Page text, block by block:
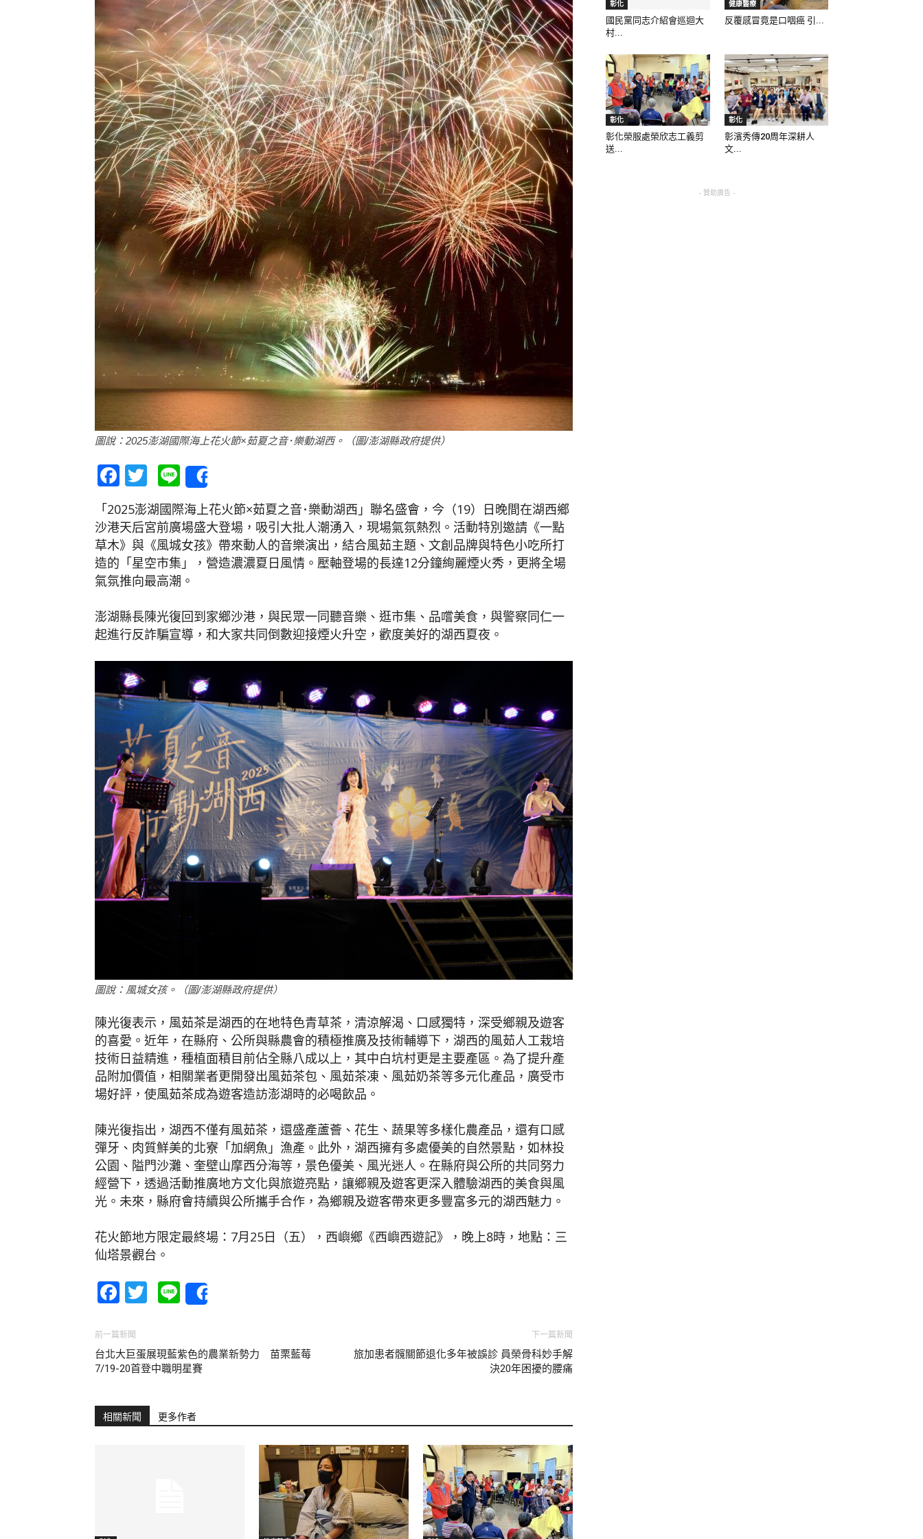
聞
網
圖說：2025澎湖國際海上花火節×茹夏之音･樂動湖西。（圖/澎湖縣政府提供）
Facebook
Twitter
Line
「2025澎湖國際海上花火節×茹夏之音･樂動湖西」聯名盛會，今（19）日晚間在湖西鄉
沙港天后宮前廣場盛大登場，吸引大批人潮湧入，現場氣氛熱烈。活動特別邀請《一點
草木》與《風城女孩》帶來動人的音樂演出，結合風茹主題、文創品牌與特色小吃所打
造的「星空市集」，營造濃濃夏日風情。壓軸登場的長達12分鐘絢麗煙火秀，更將全場
氣氛推向最高潮。
澎湖縣長陳光復回到家鄉沙港，與民眾一同聽音樂、逛市集、品嚐美食，與警察同仁一
起進行反詐騙宣導，和大家共同倒數迎接煙火升空，歡度美好的湖西夏夜。
圖說：風城女孩。（圖/澎湖縣政府提供）
陳光復表示，風茹茶是湖西的在地特色青草茶，清涼解渴、口感獨特，深受鄉親及遊客
的喜愛。近年，在縣府、公所與縣農會的積極推廣及技術輔導下，湖西的風茹人工栽培
技術日益精進，種植面積目前佔全縣八成以上，其中白坑村更是主要產區。為了提升產
品附加價值，相關業者更開發出風茹茶包、風茹茶凍、風茹奶茶等多元化產品，廣受市
場好評，使風茹茶成為遊客造訪澎湖時的必喝飲品。
陳光復指出，湖西不僅有風茹茶，還盛產蘆薈、花生、蔬果等多樣化農產品，還有口感
彈牙、肉質鮮美的北寮「加網魚」漁產。此外，湖西擁有多處優美的自然景點，如林投
公園、隘門沙灘、奎壁山摩西分海等，景色優美、風光迷人。在縣府與公所的共同努力
經營下，透過活動推廣地方文化與旅遊亮點，讓鄉親及遊客更深入體驗湖西的美食與風
光。未來，縣府會持續與公所攜手合作，為鄉親及遊客帶來更多豐富多元的湖西魅力。
花火節地方限定最終場：7月25日（五），西嶼鄉《西嶼西遊記》，晚上8時，地點：三
仙塔景觀台。
Facebook
Twitter
Line
前一篇新聞
台北大巨蛋展現藍紫色的農業新勢力 苗栗藍莓
7/19-20首登中職明星賽
下一篇新聞
旅加患者髖關節退化多年被誤診 員榮骨科妙手解
決20年困擾的腰痛
相關新聞 更多作者
彰化
國民黨同志介紹會巡迴大
村...
健康醫療
反覆感冒竟是口咽癌 引...
彰化
彰化榮服處榮欣志工義剪
送...
彰化
彰濱秀傳20周年深耕人
文...
- 贊助廣告 -